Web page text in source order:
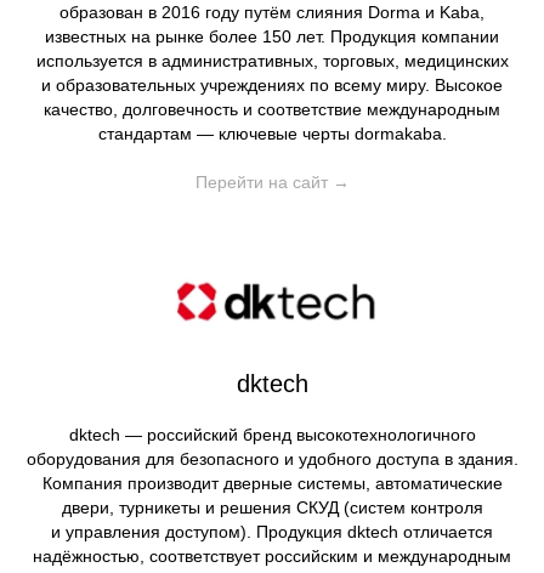
образован в 2016 году путём слияния Dorma и Kaba,
известных на рынке более 150 лет. Продукция компании
используется в административных, торговых, медицинских
и образовательных учреждениях по всему миру. Высокое
качество, долговечность и соответствие международным
стандартам — ключевые черты dormakaba.
Перейти на сайт →
dktech
dktech — российский бренд высокотехнологичного
оборудования для безопасного и удобного доступа в здания.
Компания производит дверные системы, автоматические
двери, турникеты и решения СКУД (систем контроля
и управления доступом). Продукция dktech отличается
надёжностью, соответствует российским и международным